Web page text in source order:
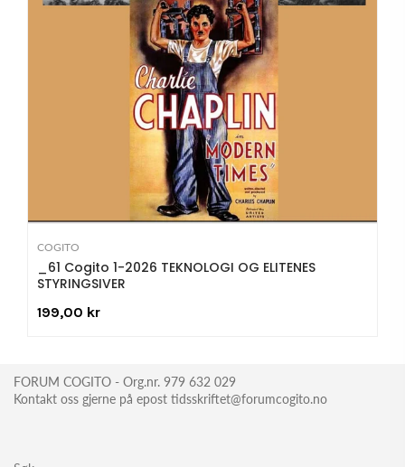
COGITO
_61 Cogito 1-2026 TEKNOLOGI OG ELITENES
STYRINGSIVER
199,00 kr
FORUM COGITO - Org.nr. 979 632 029
Kontakt oss gjerne på epost tidsskriftet@forumcogito.no